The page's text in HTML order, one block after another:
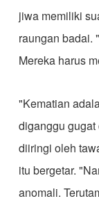
jiwa memiliki
raungan badai.
Mereka harus
​"Kematian
diganggu
diiringi oleh
itu bergetar.
anomali.